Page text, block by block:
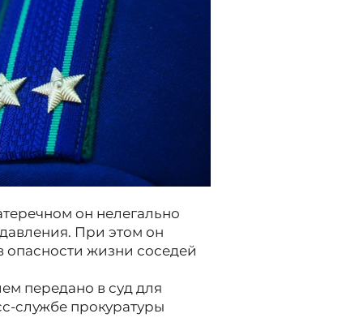
он нелегально
При этом он
опасности жизни соседей
передано в суд для
службе прокуратуры